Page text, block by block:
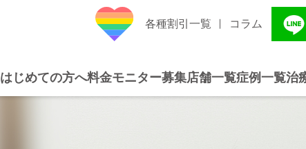
各種割引一覧 コラム
はじめての方へ料金モニター募集店舗一覧症例一覧治